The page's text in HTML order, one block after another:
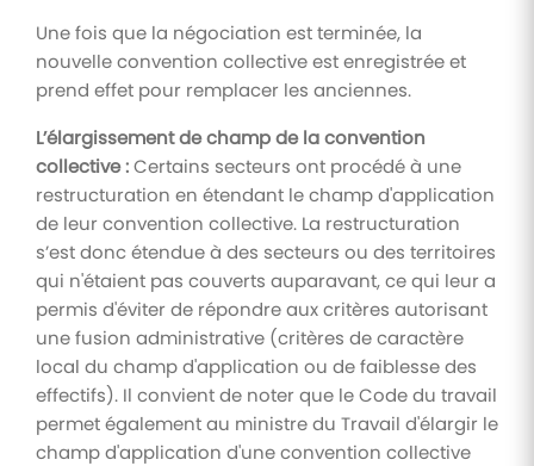
Une fois que la négociation est terminée, la
nouvelle convention collective est enregistrée et
prend effet pour remplacer les anciennes.
L’élargissement de champ de la convention
collective :Certains secteurs ont procédé à une
restructuration en étendant le champ d'application
de leur convention collective. La restructuration
s’est donc étendue à des secteurs ou des territoires
qui n'étaient pas couverts auparavant, ce qui leur a
permis d'éviter de répondre aux critères autorisant
une fusion administrative (critères de caractère
local du champ d'application ou de faiblesse des
effectifs). Il convient de noter que le Code du travail
permet également au ministre du Travail d'élargir le
champ d'application d'une convention collective